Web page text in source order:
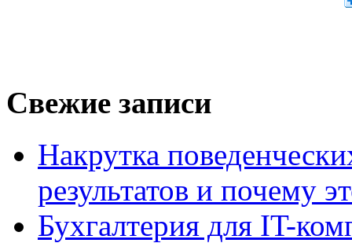
Свежие записи
Накрутка
результатов и почему
Бухгалтерия для IT-